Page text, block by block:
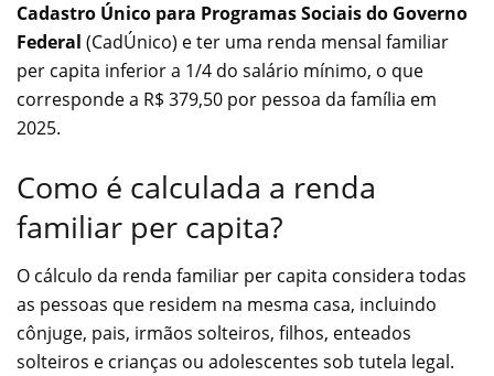
Cadastro Único para Programas Sociais do Governo
Federal (CadÚnico) e ter uma renda mensal familiar
per capita inferior a 1/4 do salário mínimo, o que
corresponde a R$ 379,50 por pessoa da família em
2025.
Como é calculada a renda
familiar per capita?
O cálculo da renda familiar per capita considera todas
as pessoas que residem na mesma casa, incluindo
cônjuge, pais, irmãos solteiros, filhos, enteados
solteiros e crianças ou adolescentes sob tutela legal.